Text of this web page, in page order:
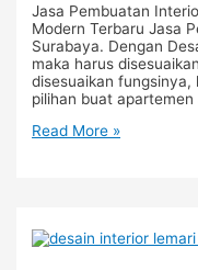
Jasa Pembuatan
Modern Terbaru Jasa
Surabaya. Dengan
maka harus
disesuaikan fungsinya,
pilihan buat
Read More »